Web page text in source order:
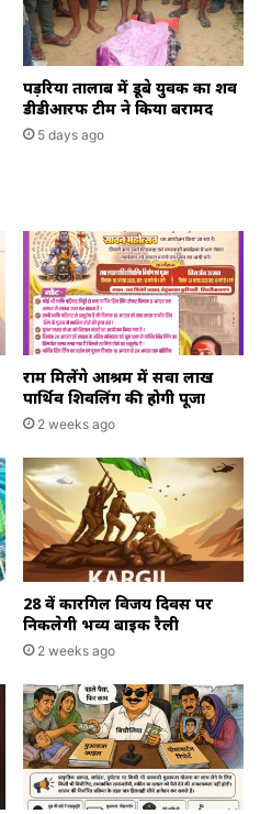
पड़रिया तालाब में डूबे युवक का शव
डीडीआरफ टीम ने किया बरामद
5 days ago
राम मिलेंगे आश्रम में सवा लाख
पार्थिव शिवलिंग की होगी पूजा
2 weeks ago
28 वें कारगिल विजय दिवस पर
निकलेगी भव्य बाइक रैली
2 weeks ago